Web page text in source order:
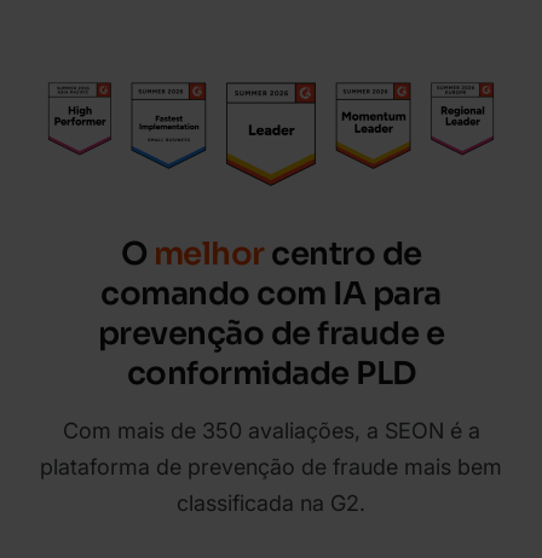
O melhorcentro de
comando com IA para
prevenção de fraude e
conformidade PLD
Com mais de 350 avaliações, a SEON é a
plataforma de prevenção de fraude mais bem
classificada na G2.